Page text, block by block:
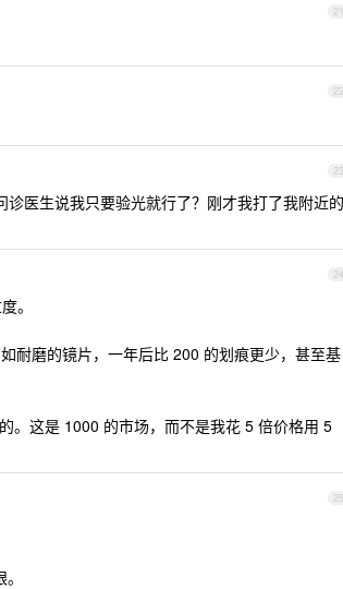
21
22
23
医生说我只要验光就行了？刚才我打了我附近的
24
。
耐磨的镜片，一年后比 200 的划痕更少，甚至基
。这是 1000 的市场，而不是我花 5 倍价格用 5
25